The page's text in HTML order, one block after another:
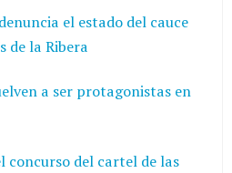
el estado del cauce
de la Ribera
a ser protagonistas en
concurso del cartel de las